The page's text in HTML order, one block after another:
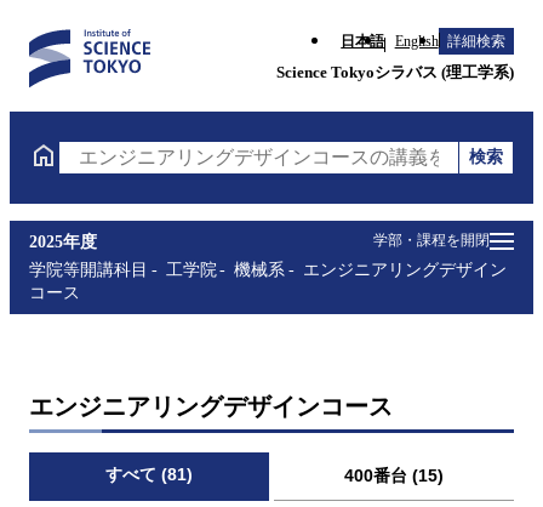
日本語 English 詳細検索
Science Tokyoシラバス (理工学系)
エンジニアリングデザインコースの講義を検索（講
検索
学部・課程を開閉
2025年度
学院等開講科目
工学院 機械系
エンジニアリングデザイン
コース
エンジニアリングデザインコース
すべて (81) 400番台 (15)